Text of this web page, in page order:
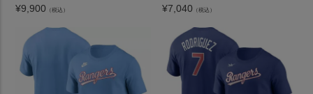
¥9,900 （税込）
¥7,040 （税込）